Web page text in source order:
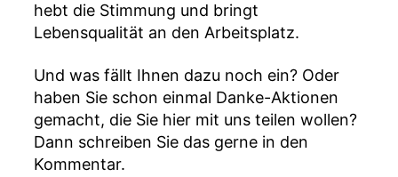
hebt die Stimmung und bringt
Lebensqualität an den Arbeitsplatz.
Und was fällt Ihnen dazu noch ein? Oder
haben Sie schon einmal Danke-Aktionen
gemacht, die Sie hier mit uns teilen wollen?
Dann schreiben Sie das gerne in den
Kommentar.